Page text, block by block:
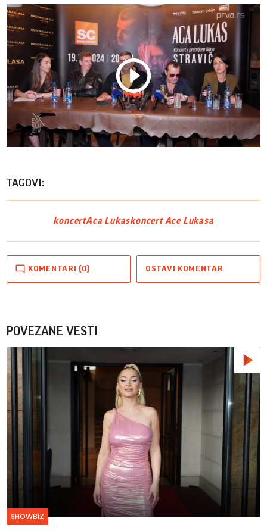
Play
TAGOVI:
koncertAca Lukaskoncert Ace Lukasa
KOMENTARI (0) OSTAVI KOMENTAR
POVEZANE VESTI
SHOWBIZ